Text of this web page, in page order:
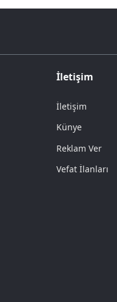
İletişim
İletişim
Künye
Reklam Ver
Vefat İlanları